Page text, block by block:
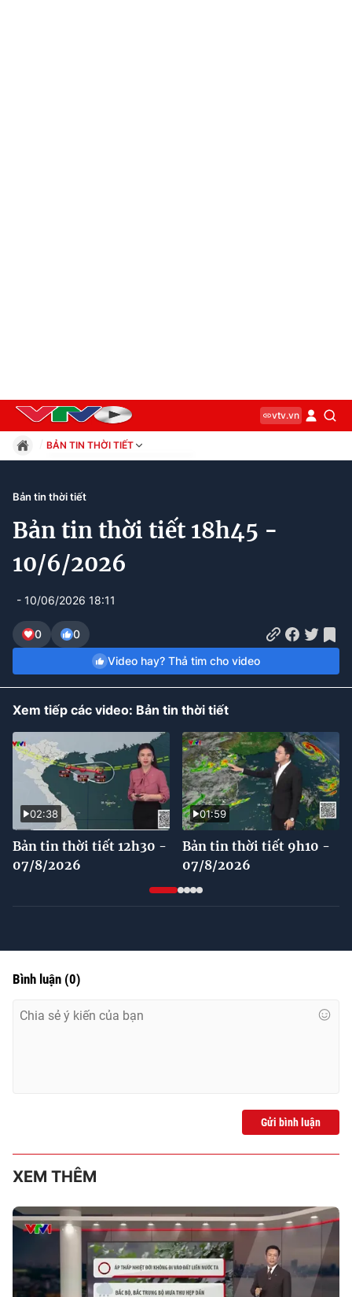
vtv.vn
BẢN TIN THỜI TIẾT
Pháp luật
Xã hội
Kinh tế
Thế giới
Công nghệ
Current
Time
0:10 / Duration
3:20
Bản tin thời tiết
Bản tin thời tiết 18h45 -
10/6/2026
- 10/06/2026 18:11
0
0
Video hay? Thả tim cho video
Xem tiếp các video: Bản tin thời tiết
02:38
Bản tin thời tiết 12h30 -
07/8/2026
01:59
Bản tin thời tiết 9h10 -
07/8/2026
Bình luận (0)
Gửi bình luận
XEM THÊM